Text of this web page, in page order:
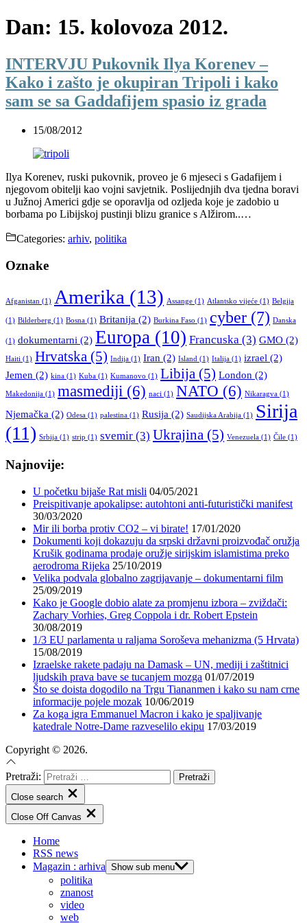
Dan: 15. kolovoza 2012.
INTERVJU Pukovnik Ilya Korenev –
Kako i zašto je okupiran Tripoli i kako
sam se sa Gaddafijem spasio iz grada
15/08/2012
Ilya Korenev, ruski pukovnik, proveo je 6 mjeseci s Gadafijem i
njegovom obitelji kao vojni savjetnik. Poslijednjih dva tjedna boravi
u Južnoj Americi gdje se oporavlja od ozljeda koje je zadobio u
borbama po Libijskoj pustinji blizu granice s Alžirom..…
Categories: arhiv, politika
Oznake
Afganistan (1) Amerika (13) Assange (1) Atlantsko vijeće (1) Belgija
(1) Bilderberg (1) Bosna (1) Britanija (2) Burkina Faso (1) cyber (7) Danska
(1) dokumentarni (2) Europa (10) Francuska (3) GMO (2)
Haiti (1) Hrvatska (5) Indija (1) Iran (2) Island (1) Italija (1) izrael (2)
Jemen (2) kina (1) Kuba (1) Kumanovo (1) Libija (5) London (2)
Makedonija (1) masmediji (6) naci (1) NATO (6) Nikaragva (1)
Njemačka (2) Odesa (1) palestina (1) Rusija (2) Saudijska Arabija (1) Sirija
(11) Srbija (1) strip (1) svemir (3) Ukrajina (5) Venezuela (1) Čile (1)
Najnovije:
U početku bijaše Rat misli 04/05/2021
Preispitivanje apokalipse: autohtoni anti-futuristički manifest
30/03/2020
Mir ili borba protiv CO2 – vi birate! 17/01/2020
Dokumenti koji dokazuju da srpski državni proizvođač oružja
Krušik godinama prodaje oružje sirijskim islamistima preko
aerodroma Rijeka 25/10/2019
Velika podvala globalno zagrijavanje – dokumentarni film
25/09/2019
Kako je Google dobio alate za promjenu izbora – zviždači:
Zachary Vorhies, Greg Coppola i dr. Robert Epstein
30/08/2019
1/3 EU parlamenta u raljama Soroševa mehanizma (5 Hrvata)
15/08/2019
Izraelske rakete padaju na Damask – UN, mediji i zaštitnici
ljudskih prava bave se tucanjem mozga 01/07/2019
Što se doista dogodilo na Trgu Tiananmen i kako su nam crne
informacije pojele mozak 10/06/2019
Za koga igra Emmanuel Macron i kako je spaljivanje
katedrale Notre-Dame razveselilo ekipu 17/03/2019
Copyright © 2026.
Pretraži:
Close search
Close Off Canvas
Home
RSS news
Magazin : arhiva Show sub menu
politika
znanost
video
web